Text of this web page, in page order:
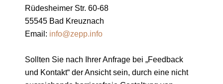
Rüdesheimer Str. 60-68
55545 Bad Kreuznach
Email: info@zepp.info
Sollten Sie nach Ihrer Anfrage bei „Feedback
und Kontakt“ der Ansicht sein, durch eine nicht